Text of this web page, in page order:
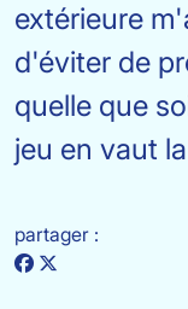
extérieure
d'éviter de
quelle que
jeu en vaut
partager :